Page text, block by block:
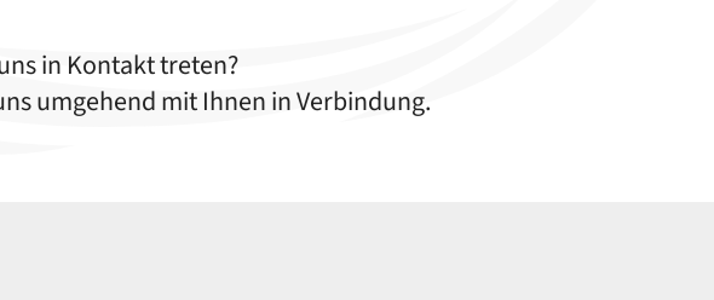
in Kontakt treten?
umgehend mit Ihnen in Verbindung.